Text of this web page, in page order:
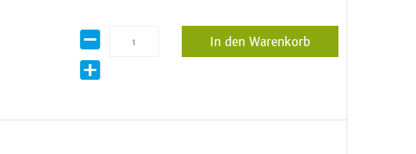
In den Warenkorb